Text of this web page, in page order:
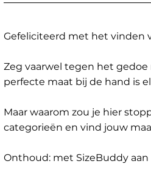
Gefeliciteerd met het vinden
Zeg vaarwel tegen het
perfecte maat bij de hand is
Maar waarom zou je hier
categorieën en vind jouw
Onthoud: met SizeBuddy